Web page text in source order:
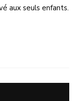
aux seuls enfants.